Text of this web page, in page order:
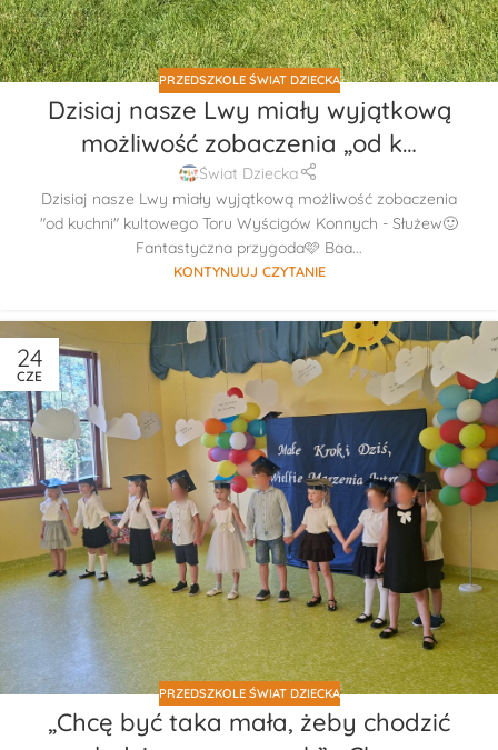
PRZEDSZKOLE ŚWIAT DZIECKA
Dzisiaj nasze Lwy miały wyjątkową
możliwość zobaczenia „od k…
Świat Dziecka
Dzisiaj nasze Lwy miały wyjątkową możliwość zobaczenia
"od kuchni" kultowego Toru Wyścigów Konnych - Służew🙂
Fantastyczna przygoda🩷 Baa...
KONTYNUUJ CZYTANIE
24
CZE
PRZEDSZKOLE ŚWIAT DZIECKA
„Chcę być taka mała, żeby chodzić